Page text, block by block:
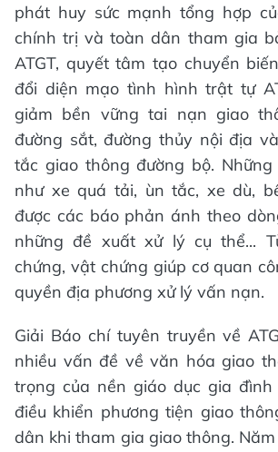
phát huy sức mạnh tổng hợp
chính trị và toàn dân tham gia
ATGT, quyết tâm tạo chuyển
đổi diện mạo tình hình trật tự
giảm bền vững tai nạn giao
đường sắt, đường thủy nội địa
tắc giao thông đường bộ.
như xe quá tải, ùn tắc, xe dù,
được các báo phản ánh theo
những đề xuất xử lý cụ thể...
chứng, vật chứng giúp cơ quan
quyền địa phương xử lý vấn nạn.
Giải Báo chí tuyên truyền về
nhiều vấn đề về văn hóa giao
trọng của nền giáo dục gia
điều khiển phương tiện giao
dân khi tham gia giao thông.